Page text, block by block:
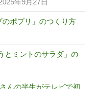
年9月27日
のポプリ」のつくり方
とミントのサラダ」の
んの半生がテレビで初